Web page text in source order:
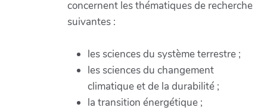
concernent les thématiques de recherche
suivantes :
les sciences du système terrestre ;
les sciences du changement
climatique et de la durabilité ;
la transition énergétique ;